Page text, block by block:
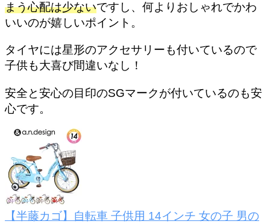
まう心配は少ないですし、何よりおしゃれでかわ
いいのが嬉しいポイント。
タイヤには星形のアクセサリーも付いているので
子供も大喜び間違いなし！
安全と安心の目印のSGマークが付いているのも安
心です。
【半藤カゴ】自転車 子供用 14インチ 女の子 男の